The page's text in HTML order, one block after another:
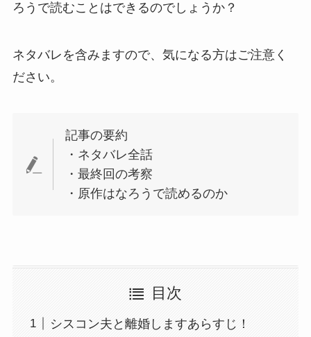
ろうで読むことはできるのでしょうか？
ネタバレを含みますので、気になる方はご注意く
ださい。
記事の要約
・ネタバレ全話
・最終回の考察
・原作はなろうで読めるのか
目次
シスコン夫と離婚しますあらすじ！